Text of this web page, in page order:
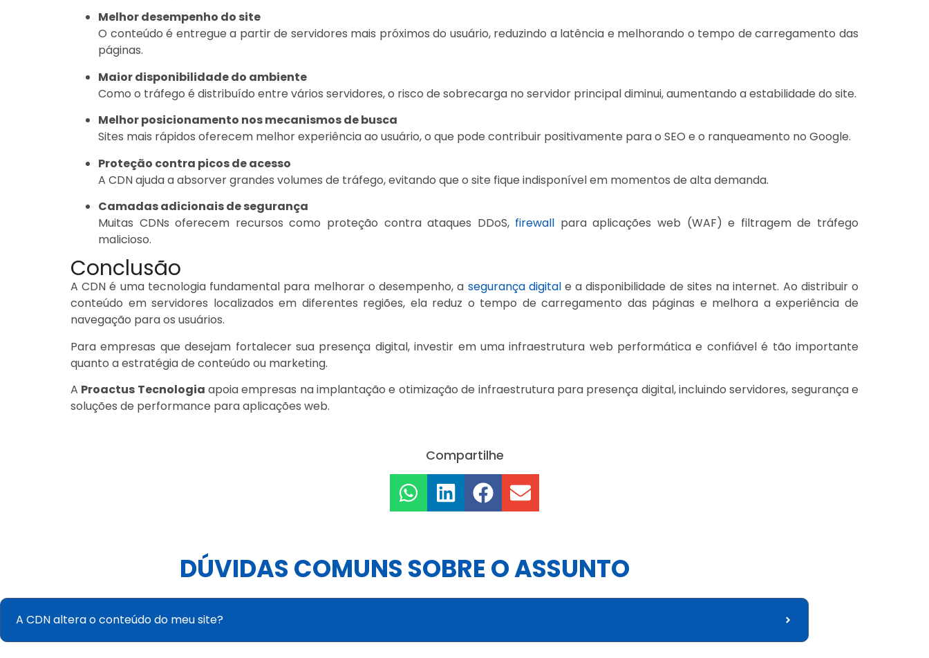
Melhor desempenho do site
O conteúdo é entregue a partir de servidores mais próximos do usuário, reduzindo a latência e melhorando o tempo de carregamento das
páginas.
Maior disponibilidade do ambiente
Como o tráfego é distribuído entre vários servidores, o risco de sobrecarga no servidor principal diminui, aumentando a estabilidade do site.
Melhor posicionamento nos mecanismos de busca
Sites mais rápidos oferecem melhor experiência ao usuário, o que pode contribuir positivamente para o SEO e o ranqueamento no Google.
Proteção contra picos de acesso
A CDN ajuda a absorver grandes volumes de tráfego, evitando que o site fique indisponível em momentos de alta demanda.
Camadas adicionais de segurança
Muitas CDNs oferecem recursos como proteção contra ataques DDoS, firewall para aplicações web (WAF) e filtragem de tráfego
malicioso.
Conclusão
A CDN é uma tecnologia fundamental para melhorar o desempenho, a segurança digitale a disponibilidade de sites na internet. Ao distribuir o
conteúdo em servidores localizados em diferentes regiões, ela reduz o tempo de carregamento das páginas e melhora a experiência de
navegação para os usuários.
Para empresas que desejam fortalecer sua presença digital, investir em uma infraestrutura web performática e confiável é tão importante
quanto a estratégia de conteúdo ou marketing.
A Proactus Tecnologia apoia empresas na implantação e otimização de infraestrutura para presença digital, incluindo servidores, segurança e
soluções de performance para aplicações web.
Compartilhe
DÚVIDAS COMUNS SOBRE O ASSUNTO
A CDN altera o conteúdo do meu site?